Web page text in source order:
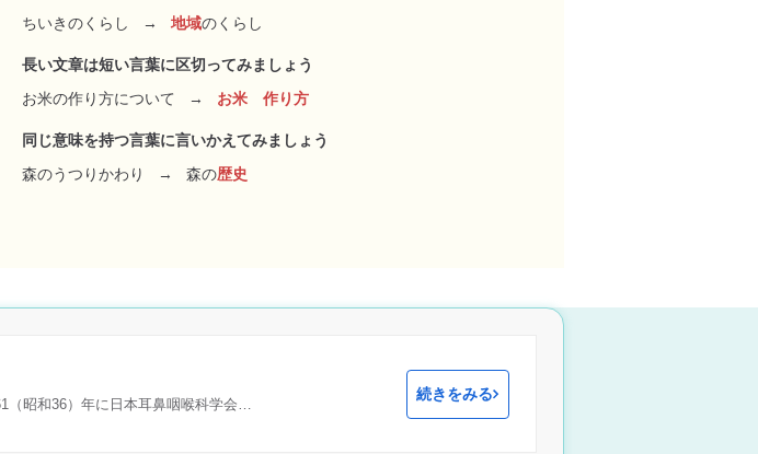
ちいきのくらし
→ 地域のくらし
長い文章は短い言葉に区切ってみましょう
お米の作り方について
→ お米 作り方
同じ意味を持つ言葉に言いかえてみましょう
森のうつりかわり
→ 森の歴史
（昭和36）年に日本耳鼻咽喉科学会…
続きをみる